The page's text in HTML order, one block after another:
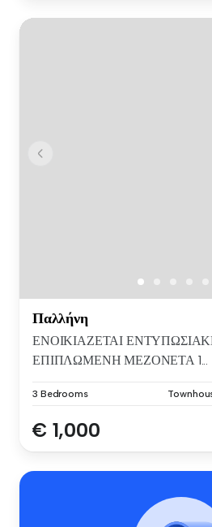
Παλλήνη
ΕΝΟΙΚΙΑΖΕΤΑΙ
ΕΠΙΠΛΩΜΕΝΗ ΜΕΖΟΝΕΤΑ 1...
3 Bedrooms
€ 1,000